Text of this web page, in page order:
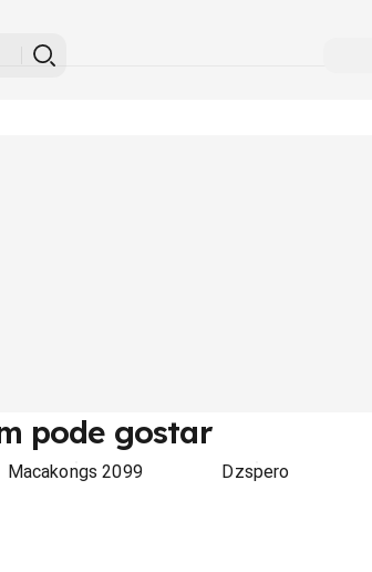
pode gostar
Macakongs 2099 Dzspero